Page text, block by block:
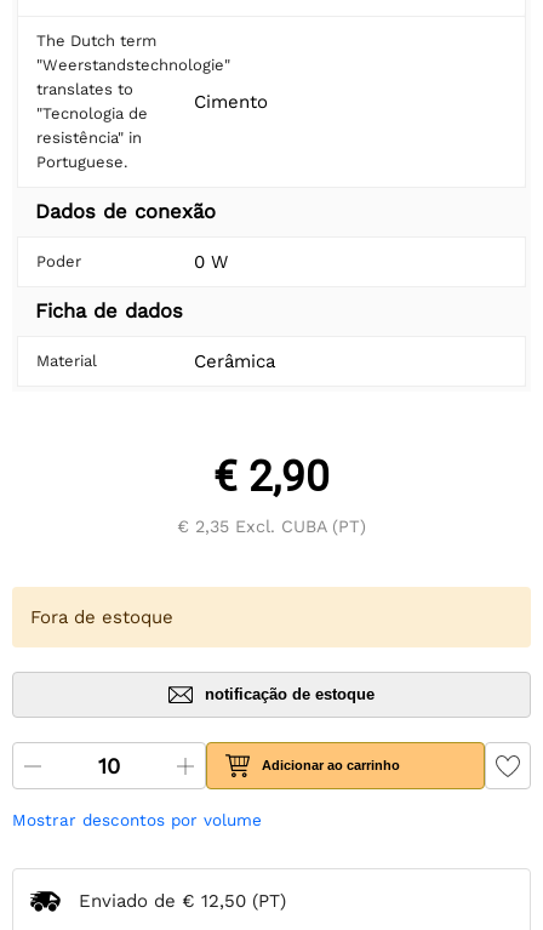
The Dutch term
"Weerstandstechnologie"
translates to
"Tecnologia de
resistência" in
Portuguese.
Cimento
Dados de conexão
Poder 0 W
Ficha de dados
Material Cerâmica
€ 2,90
€ 2,35 Excl. CUBA (PT)
Fora de estoque
notificação de estoque
Adicionar ao carrinho
Mostrar descontos por volume
Enviado de € 12,50 (PT)